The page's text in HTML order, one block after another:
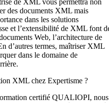
des documents XML mais
dans les solutions
et l’extensibilité de XML font
Web, l’architecture de
d’autres termes, maîtriser XML
dans le domaine de
XML chez Expertisme ?
certifié QUALIOPI, nous